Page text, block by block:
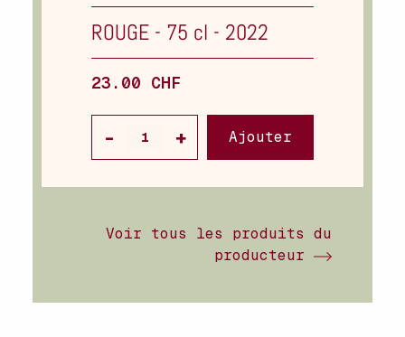
ROUGE - 75 cl - 2022
23.00 CHF
Ajouter
Voir tous les produits du
producteur